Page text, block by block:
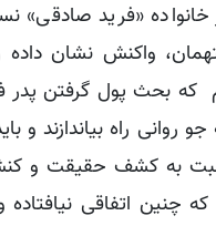
«فرید صادقی»
واکنش نشان
که بحث پول گرفتن
روانی راه بیاندازند و
به کشف حقیقت و کنش
چنین اتفاقی